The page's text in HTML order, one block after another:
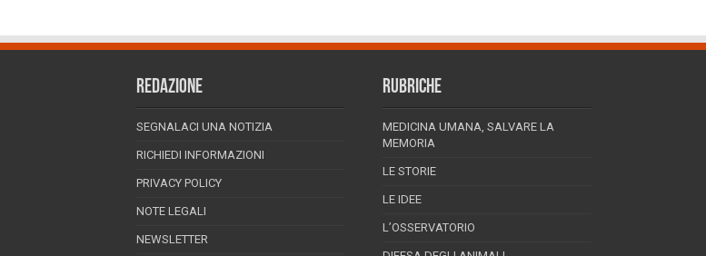
REDAZIONE
SEGNALACI UNA NOTIZIA
RICHIEDI INFORMAZIONI
PRIVACY POLICY
NOTE LEGALI
NEWSLETTER
RUBRICHE
MEDICINA UMANA, SALVARE LA
MEMORIA
LE STORIE
LE IDEE
L’OSSERVATORIO